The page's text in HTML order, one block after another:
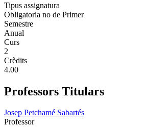
Tipus assignatura
Obligatoria no de Primer
Semestre
Anual
Curs
2
Crèdits
4.00
Professors Titulars
Josep Petchamé Sabartés
Professor